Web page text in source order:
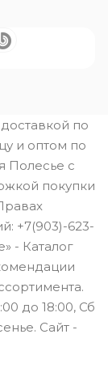
по
и оптом по
Полесье с
покупки
+7(903)-623-
- Каталог
до 18:00, Сб
Сайт -